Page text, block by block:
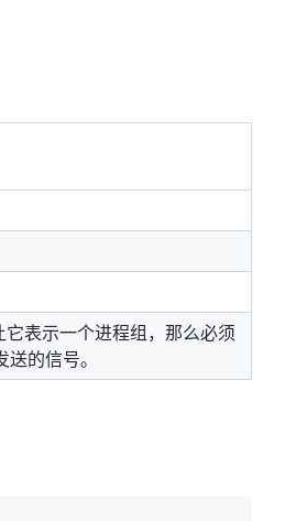
表示一个进程组，那么必须
的信号。